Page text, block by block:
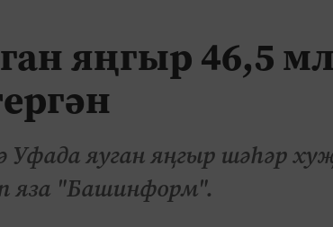
яңгыр 46,5
Уфада яуган яңгыр шәһәр
яза "Башинформ".